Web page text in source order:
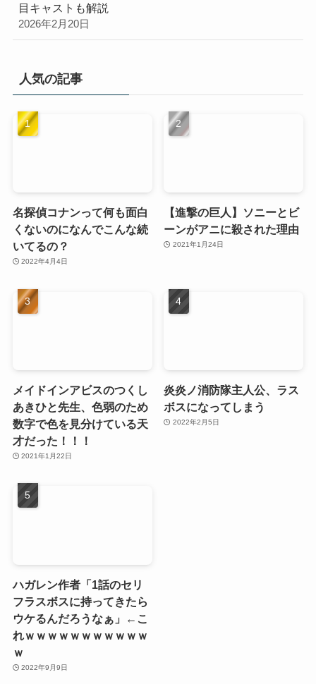
目キャストも解説
2026年2月20日
人気の記事
名探偵コナンって何も面白
くないのになんでこんな続
いてるの？
2022年4月4日
【進撃の巨人】ソニーとビ
ーンがアニに殺された理由
2021年1月24日
メイドインアビスのつくし
あきひと先生、色弱のため
数字で色を見分けている天
才だった！！！
2021年1月22日
炎炎ノ消防隊主人公、ラス
ボスになってしまう
2022年2月5日
ハガレン作者「1話のセリ
フラスボスに持ってきたら
ウケるんだろうなぁ」←こ
れｗｗｗｗｗｗｗｗｗｗｗ
ｗ
2022年9月9日